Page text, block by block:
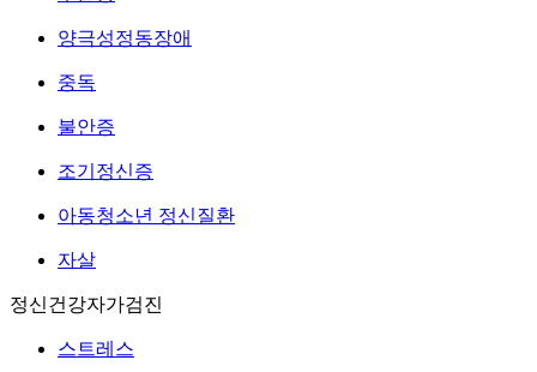
양극성정동장애
중독
불안증
조기정신증
아동청소년 정신질환
자살
정신건강자가검진
스트레스